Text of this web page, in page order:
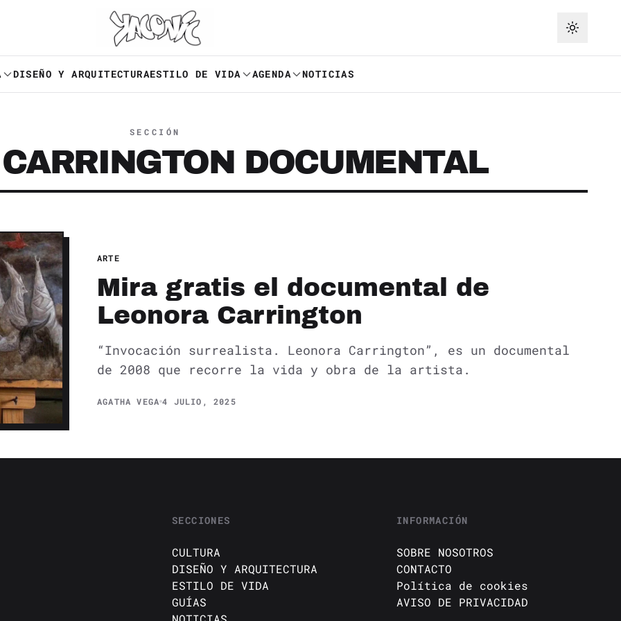
DISEÑO Y ARQUITECTURAESTILO DE VIDA AGENDA NOTICIAS
SECCIÓN
DOCUMENTAL
ARTE
Mira gratis el documental de
Leonora Carrington
“Invocación surrealista. Leonora Carrington”, es un documental
de 2008 que recorre la vida y obra de la artista.
AGATHA VEGA 4 JULIO, 2025
SECCIONES
CULTURA
DISEÑO Y ARQUITECTURA
ESTILO DE VIDA
GUÍAS
INFORMACIÓN
SOBRE NOSOTROS
CONTACTO
Política de cookies
AVISO DE PRIVACIDAD